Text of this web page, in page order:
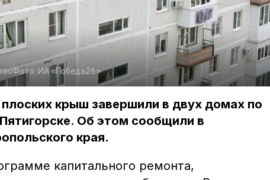
Фото: ИА «Победа26»
крыш завершили в двух домах по
Об этом сообщили в
края.
капитального ремонта,